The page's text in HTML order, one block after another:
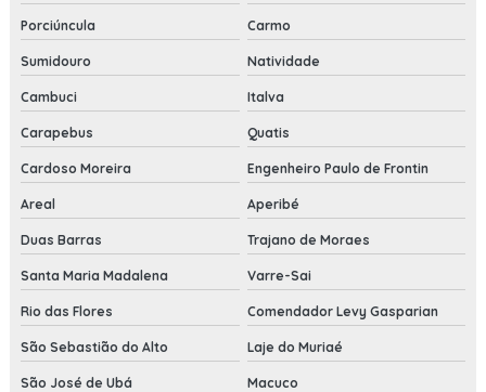
Porciúncula Carmo
Sumidouro Natividade
Cambuci Italva
Carapebus Quatis
Cardoso Moreira Engenheiro Paulo de Frontin
Areal Aperibé
Duas Barras Trajano de Moraes
Santa Maria Madalena Varre-Sai
Rio das Flores Comendador Levy Gasparian
São Sebastião do Alto Laje do Muriaé
São José de Ubá
Macuco